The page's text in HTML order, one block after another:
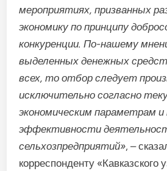
мероприятиях, призванных
экономику по принципу
конкуренции. По-нашему
выделенных денежных
всех, то отбор следует
исключительно согласно
экономическим параметрам
эффективности
сельхозпредприятий», –
корреспонденту «Кавказского